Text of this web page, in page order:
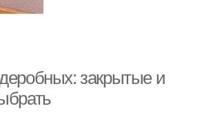
закрытые и